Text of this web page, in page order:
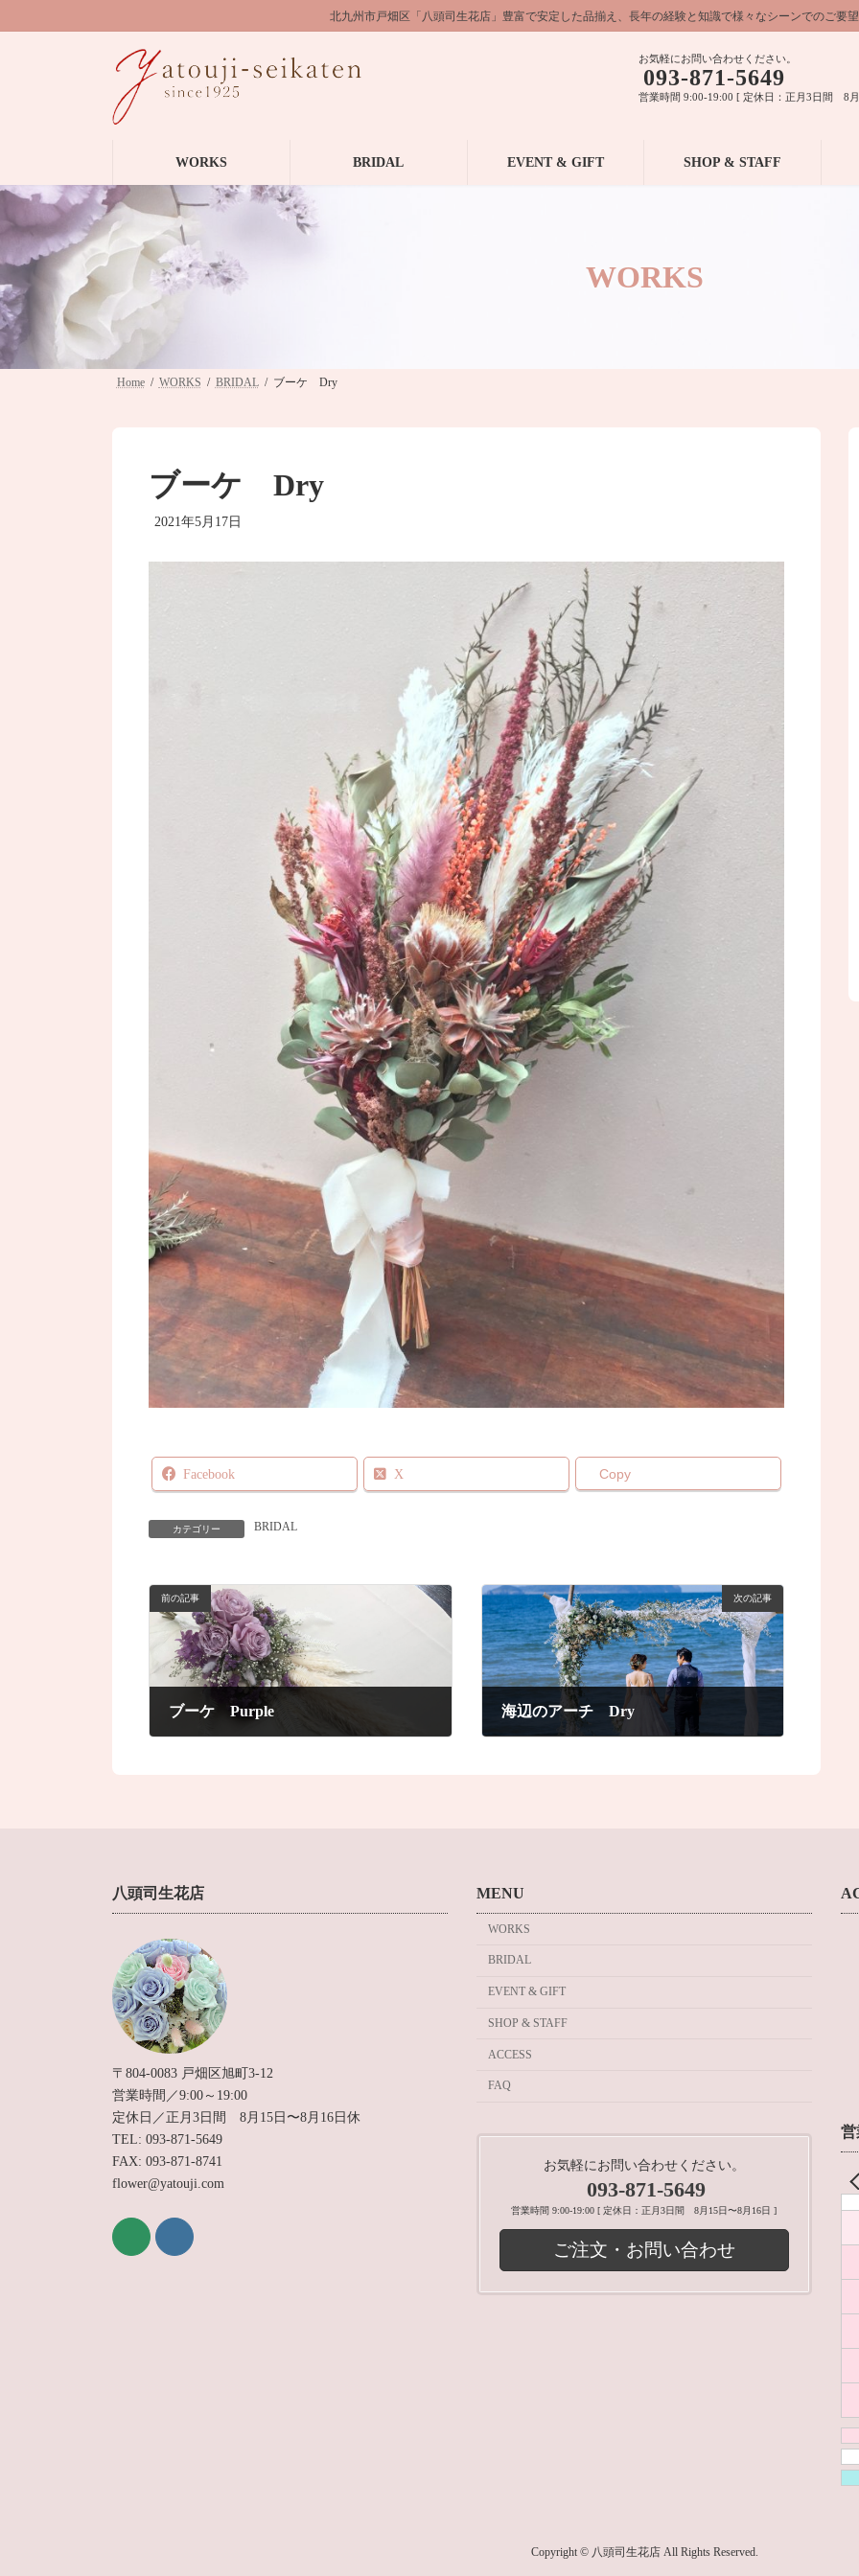
ン
プ
ビ
動
北九州市戸畑区「八頭司生花店」豊富で安定した品揃え、長年の経験と知識で様々なシーンでのご要
お気軽にお問い合わせください。
093-871-5649
営業時間 9:00-19:00 [ 定休日：正月3日間 8
WORKS BRIDAL EVENT & GIFT SHOP & STAFF
WORKS
Home WORKS BRIDAL ブーケ Dry
ブーケ Dry
2021年5月17日
Facebook X Copy
カテゴリー BRIDAL
前の記事
ブーケ Purple
次の記事
海辺のアーチ Dry
八頭司生花店
〒804-0083 戸畑区旭町3-12
営業時間／9:00～19:00
定休日／正月3日間 8月15日〜8月16日休
TEL: 093-871-5649
FAX: 093-871-8741
flower@yatouji.com
MENU
WORKS
BRIDAL
EVENT & GIFT
SHOP & STAFF
ACCESS
FAQ
お気軽にお問い合わせください。
093-871-5649
営業時間 9:00-19:00 [ 定休日：正月3日間 8月15日〜8月16日 ]
ご注文・お問い合わせ
営
Copyright © 八頭司生花店 All Rights Reserved.